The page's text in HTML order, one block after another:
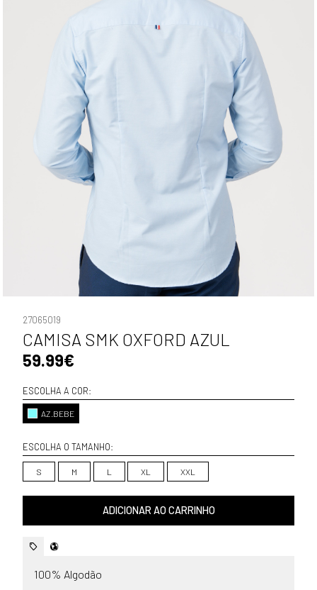
27065019
CAMISA SMK OXFORD AZUL
59.99€
ESCOLHA A COR:
AZ.BEBE
ESCOLHA O TAMANHO:
S M L XL XXL
ADICIONAR AO CARRINHO
100% Algodão